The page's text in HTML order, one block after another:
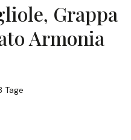
Grappa
Armonia
barricato Armonia
Tage